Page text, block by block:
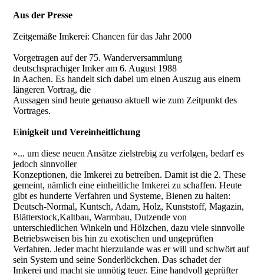
Aus der Presse
Zeitgemäße Imkerei: Chancen für das Jahr 2000
Vorgetragen auf der 75. Wanderversammlung
deutschsprachiger Imker am 6. August 1988
in Aachen. Es handelt sich dabei um einen Auszug aus einem
längeren Vortrag, die
Aussagen sind heute genauso aktuell wie zum Zeitpunkt des
Vortrages.
Einigkeit und Vereinheitlichung
»... um diese neuen Ansätze zielstrebig zu verfolgen, bedarf es
jedoch sinnvoller
Konzeptionen, die Imkerei zu betreiben. Damit ist die 2. These
gemeint, nämlich eine einheitliche Imkerei zu schaffen. Heute
gibt es hunderte Verfahren und Systeme, Bienen zu halten:
Deutsch-Normal, Kuntsch, Adam, Holz, Kunststoff, Magazin,
Blätterstock,Kaltbau, Warmbau, Dutzende von
unterschiedlichen Winkeln und Hölzchen, dazu viele sinnvolle
Betriebsweisen bis hin zu exotischen und ungeprüften
Verfahren. Jeder macht hierzulande was er will und schwört auf
sein System und seine Sonderlöckchen. Das schadet der
Imkerei und macht sie unnötig teuer. Eine handvoll geprüfter